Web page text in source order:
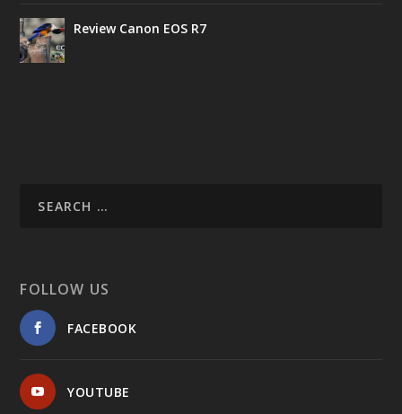
Review Canon EOS R7
FOLLOW US
FACEBOOK
YOUTUBE